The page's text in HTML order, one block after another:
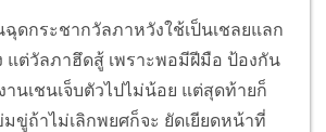
กระชากวัลภาหวังใช้เป็นเชลยแลก
แต่วัลภาฮึดสู้ เพราะพอมีฝีมือ ป้องกัน
านเชนเจ็บตัวไปไม่น้อย แต่สุดท้ายก็
ขู่ถ้าไม่เลิกพยศก็จะ ยัดเยียดหน้าที่